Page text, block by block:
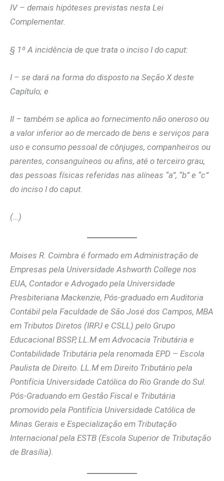
IV – demais hipóteses previstas nesta Lei
Complementar.
§ 1º A incidência de que trata o inciso I do caput:
I – se dará na forma do disposto na Seção X deste
Capítulo; e
II – também se aplica ao fornecimento não oneroso ou
a valor inferior ao de mercado de bens e serviços para
uso e consumo pessoal de cônjuges, companheiros ou
parentes, consanguíneos ou afins, até o terceiro grau,
das pessoas físicas referidas nas alíneas “a”, “b” e “c”
do inciso I do caput.
(…)
Moises R. Coimbra é formado em Administração de
Empresas pela Universidade Ashworth College nos
EUA, Contador e Advogado pela Universidade
Presbiteriana Mackenzie, Pós-graduado em Auditoria
Contábil pela Faculdade de São José dos Campos, MBA
em Tributos Diretos (IRPJ e CSLL) pelo Grupo
Educacional BSSP, LL.M em Advocacia Tributária e
Contabilidade Tributária pela renomada EPD – Escola
Paulista de Direito. LL.M em Direito Tributário pela
Pontifícia Universidade Católica do Rio Grande do Sul.
Pós-Graduando em Gestão Fiscal e Tributária
promovido pela Pontifícia Universidade Católica de
Minas Gerais e Especialização em Tributação
Internacional pela ESTB (Escola Superior de Tributação
de Brasília).